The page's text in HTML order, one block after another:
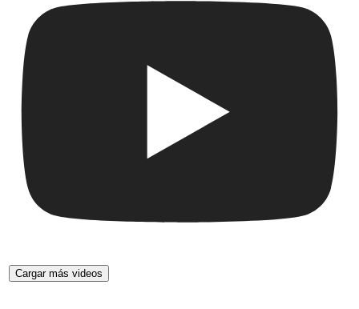
Cargar más videos